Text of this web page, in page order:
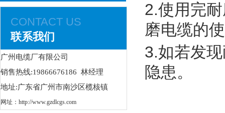
CONTACT US
联系我们
广州电缆厂有限公司
销售热线:19866676186 林经理
地址:广东省广州市南沙区榄核镇
网址： http://www.gzdlcgs.com
2.使用完
磨电缆的
3.如若发
隐患。